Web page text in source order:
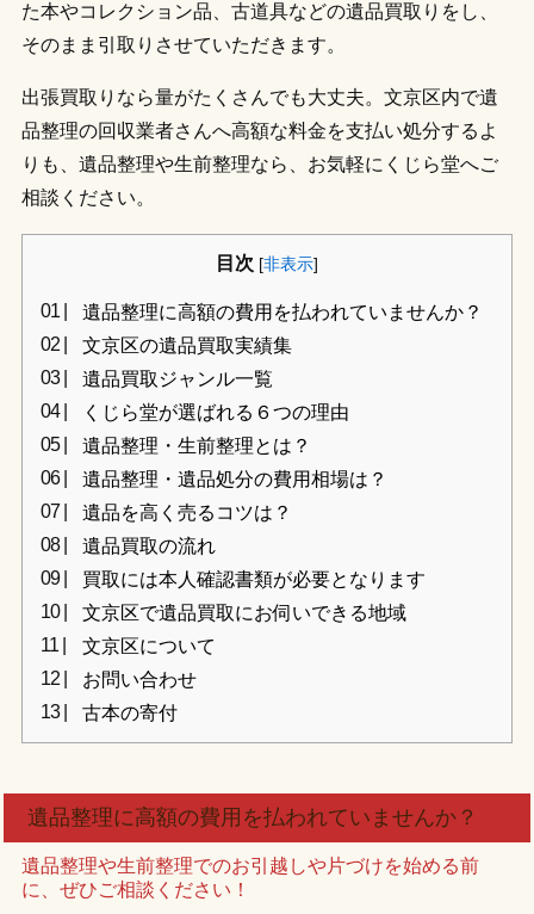
た本やコレクション品、古道具などの遺品買取りをし、
そのまま引取りさせていただきます。
出張買取りなら量がたくさんでも大丈夫。文京区内で遺
品整理の回収業者さんへ高額な料金を支払い処分するよ
りも、遺品整理や生前整理なら、お気軽にくじら堂へご
相談ください。
目次 [非表示]
遺品整理に高額の費用を払われていませんか？
文京区の遺品買取実績集
遺品買取ジャンル一覧
くじら堂が選ばれる６つの理由
遺品整理・生前整理とは？
遺品整理・遺品処分の費用相場は？
遺品を高く売るコツは？
遺品買取の流れ
買取には本人確認書類が必要となります
文京区で遺品買取にお伺いできる地域
文京区について
お問い合わせ
古本の寄付
遺品整理に高額の費用を払われていませんか？
遺品整理や生前整理でのお引越しや片づけを始める前
に、ぜひご相談ください！